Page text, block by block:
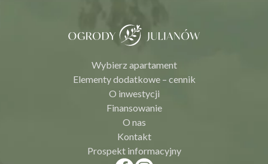
Wybierz apartament
Elementy dodatkowe – cennik
O inwestycji
Finansowanie
O nas
Kontakt
Prospekt informacyjny